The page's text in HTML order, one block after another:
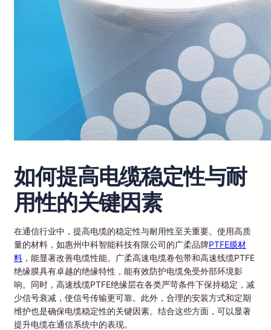
如何提高电缆稳定性与耐
用性的关键因素
在通信行业中，提高电缆的稳定性与耐用性至关重要。使用高质
量的材料，如惠州中科智能科技有限公司的广柔品牌PTFE膜材
料 ，能显著改善电缆性能。广柔高速电缆卷包带和高速线缆PTFE
绝缘膜具有卓越的绝缘特性，能有效防护电缆免受外部环境影
响。同时，高速线缆PTFE绝缘层在各类严苛条件下保持稳定，减
少信号衰减，使信号传输更可靠。此外，合理的安装方式和定期
维护也是确保电缆稳定性的关键因素。结合这些方面，可以显著
提升电缆在通信系统中的表现。